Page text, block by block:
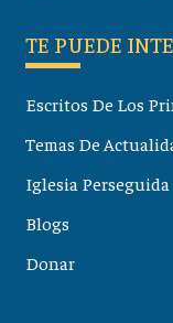
TE PUEDE
Escritos De Los
Temas De
Iglesia Perseguida
Blogs
Donar